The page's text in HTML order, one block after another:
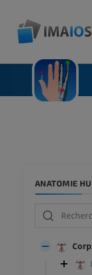
ANATOMIE